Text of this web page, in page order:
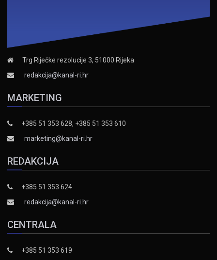
Trg Riječke rezolucije 3, 51000 Rijeka
redakcija@kanal-ri.hr
MARKETING
+385 51 353 628, +385 51 353 610
marketing@kanal-ri.hr
REDAKCIJA
+385 51 353 624
redakcija@kanal-ri.hr
CENTRALA
+385 51 353 619